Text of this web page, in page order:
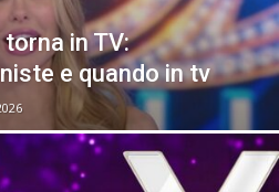
in TV:
e quando in tv